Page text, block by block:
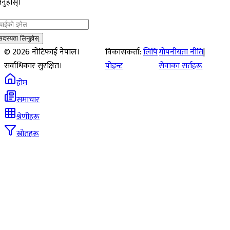
लिनुहोस्
©2026नोटिफाई नेपाल।
सर्वाधिकार सुरक्षित।
विकासकर्ता:लिपि
पोइन्ट
गोपनीयता नीति|
सेवाका सर्तहरू
होम
समाचार
श्रेणीहरू
स्रोतहरू